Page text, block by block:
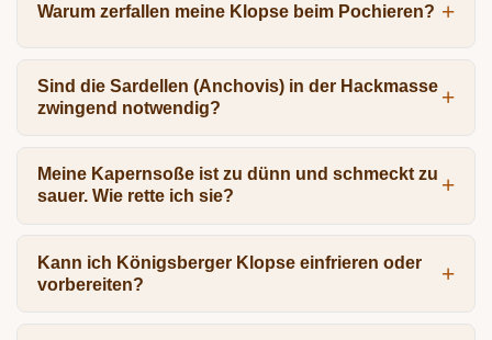
Warum zerfallen meine Klopse beim Pochieren?
Sind die Sardellen (Anchovis) in der Hackmasse
zwingend notwendig?
Meine Kapernsoße ist zu dünn und schmeckt zu
sauer. Wie rette ich sie?
Kann ich Königsberger Klopse einfrieren oder
vorbereiten?